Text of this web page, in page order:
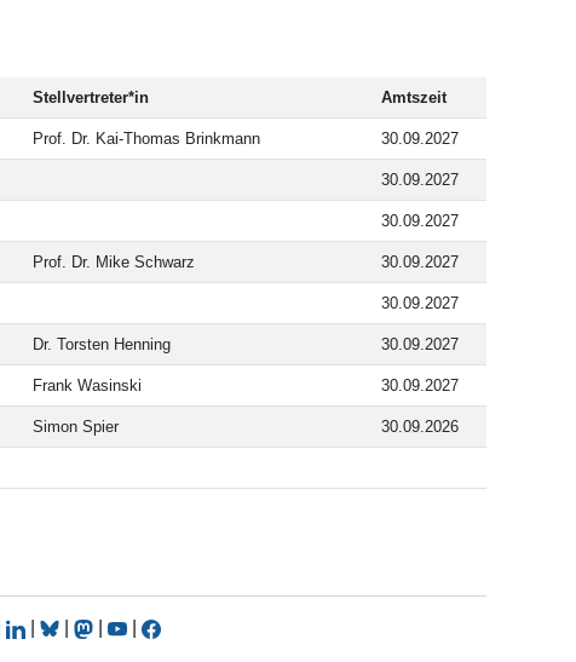
Stellvertreter*in Amtszeit
Prof. Dr. Kai-Thomas Brinkmann 30.09.2027
30.09.2027
30.09.2027
Prof. Dr. Mike Schwarz 30.09.2027
30.09.2027
Dr. Torsten Henning 30.09.2027
Frank Wasinski 30.09.2027
Simon Spier 30.09.2026
|